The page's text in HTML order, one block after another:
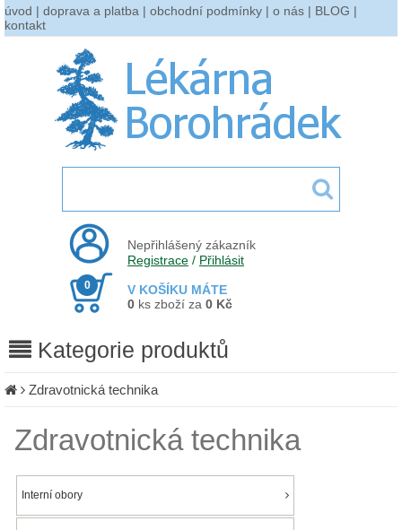
úvod | doprava a platba | obchodní podmínky | o nás | BLOG |
kontakt
Nepřihlášený zákazník
Registrace / Přihlásit
V KOŠÍKU MÁTE
0
0 ks zboží za 0 Kč
Kategorie produktů
Zdravotnická technika
Zdravotnická technika
Interní obory